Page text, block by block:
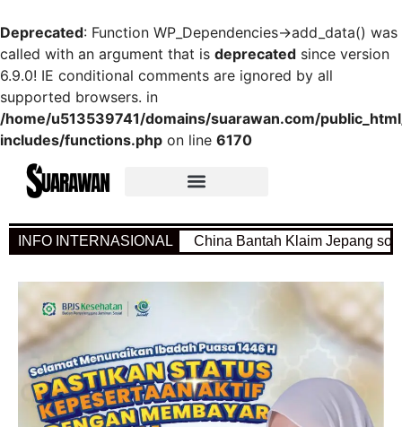
Deprecated: Function WP_Dependencies->add_data() was
called with an argument that is deprecated since version
6.9.0! IE conditional comments are ignored by all
supported browsers. in
/home/u513539741/domains/suarawan.com/
includes/functions.php on line 6170
INFO INTERNASIONAL China Bantah Klaim Jepang